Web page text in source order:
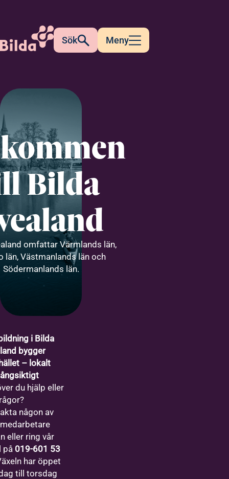
Sök Meny
Bilda
omfattar Värmlands län,
län, Västmanlands län och
Södermanlands län.
i Bilda
bygger
– lokalt
du hjälp eller
någon av
eller ring vår
på 019-601 53
har öppet
till torsdag